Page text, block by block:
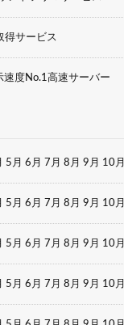
得サービス
速度No.1高速サーバー
5月 6月 7月 8月 9月 10月
5月 6月 7月 8月 9月 10月
5月 6月 7月 8月 9月 10月
5月 6月 7月 8月 9月 10月